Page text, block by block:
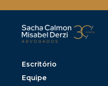
Escritório
Equipe